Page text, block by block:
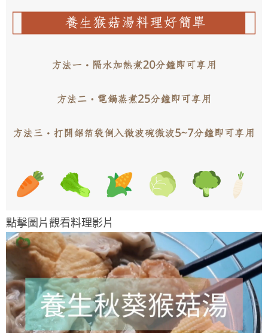
點擊圖片觀看料理影片